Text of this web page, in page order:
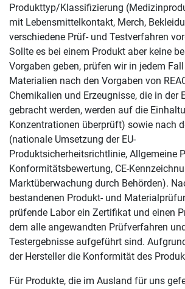
Produkttyp/Klassifizierung
mit Lebensmittelkontakt, Merch,
verschiedene Prüf- und Testverfahren
Sollte es bei einem Produkt aber keine
Vorgaben geben, prüfen wir in jedem
Materialien nach den Vorgaben von
Chemikalien und Erzeugnisse, die in der
gebracht werden, werden auf die
Konzentrationen überprüft) sowie nach
(nationale Umsetzung der EU-
Produktsicherheitsrichtlinie, Allgemeine
Konformitäts­bewertung, CE-
Marktüberwachung durch Behörden).
bestandenen Produkt- und
prüfende Labor ein Zertifikat und einen
dem alle angewandten Prüfverfahren
Testergebnisse aufgeführt sind.
der Hersteller die Konformität des
Für Produkte, die im Ausland für uns